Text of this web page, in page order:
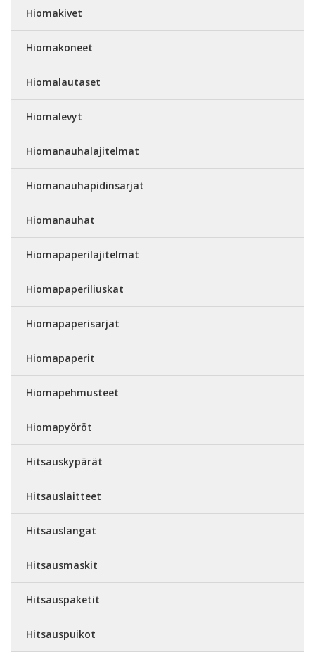
Hiomakivet
Hiomakoneet
Hiomalautaset
Hiomalevyt
Hiomanauhalajitelmat
Hiomanauhapidinsarjat
Hiomanauhat
Hiomapaperilajitelmat
Hiomapaperiliuskat
Hiomapaperisarjat
Hiomapaperit
Hiomapehmusteet
Hiomapyöröt
Hitsauskypärät
Hitsauslaitteet
Hitsauslangat
Hitsausmaskit
Hitsauspaketit
Hitsauspuikot